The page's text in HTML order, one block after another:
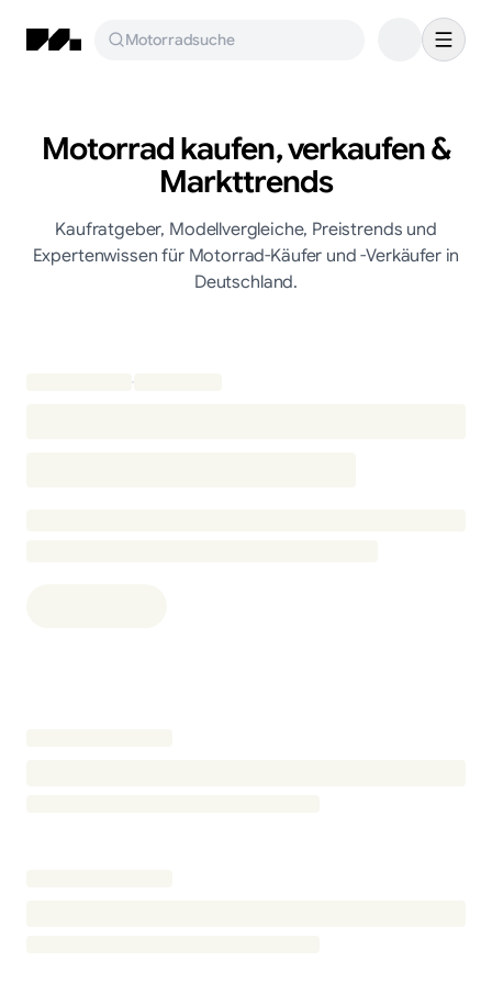
Motorradsuche
Motorrad kaufen, verkaufen &
Markttrends
Kaufratgeber, Modellvergleiche, Preistrends und
Expertenwissen für Motorrad-Käufer und -Verkäufer in
Deutschland.